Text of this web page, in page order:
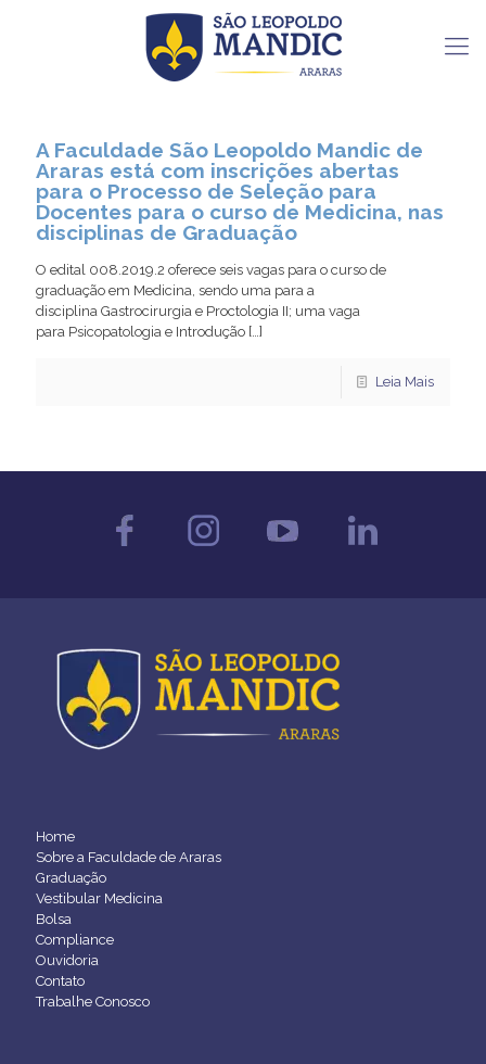
A Faculdade São Leopoldo Mandic de
Araras está com inscrições abertas
para o Processo de Seleção para
Docentes para o curso de Medicina, nas
disciplinas de Graduação
O edital 008.2019.2 oferece seis vagas para o curso de
graduação em Medicina, sendo uma para a
disciplina Gastrocirurgia e Proctologia II; uma vaga
para Psicopatologia e Introdução […]
Leia Mais
Home
Sobre a Faculdade de Araras
Graduação
Vestibular Medicina
Bolsa
Compliance
Ouvidoria
Contato
Trabalhe Conosco